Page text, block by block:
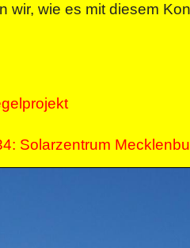
wir, wie es mit diesem
Solarzentrum